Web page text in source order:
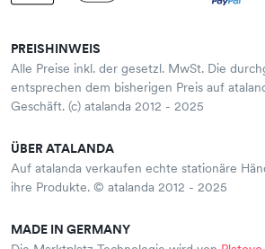
PREISHINWEIS
Alle Preise inkl. der gesetzl. MwSt. Die
entsprechen dem bisherigen Preis auf
Geschäft. (c) atalanda 2012 - 2025
ÜBER ATALANDA
Auf atalanda verkaufen echte stationäre
ihre Produkte. © atalanda 2012 - 2025
MADE IN GERMANY